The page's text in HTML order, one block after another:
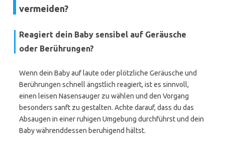
vermeiden?
Reagiert dein Baby sensibel auf Geräusche
oder Berührungen?
Wenn dein Baby auf laute oder plötzliche Geräusche und
Berührungen schnell ängstlich reagiert, ist es sinnvoll,
einen leisen Nasensauger zu wählen und den Vorgang
besonders sanft zu gestalten. Achte darauf, dass du das
Absaugen in einer ruhigen Umgebung durchführst und dein
Baby währenddessen beruhigend hältst.